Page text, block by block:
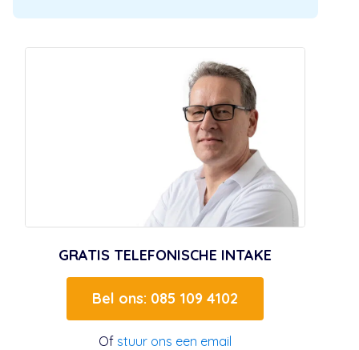
GRATIS TELEFONISCHE INTAKE
Bel ons: 085 109 4102
Of stuur ons een email